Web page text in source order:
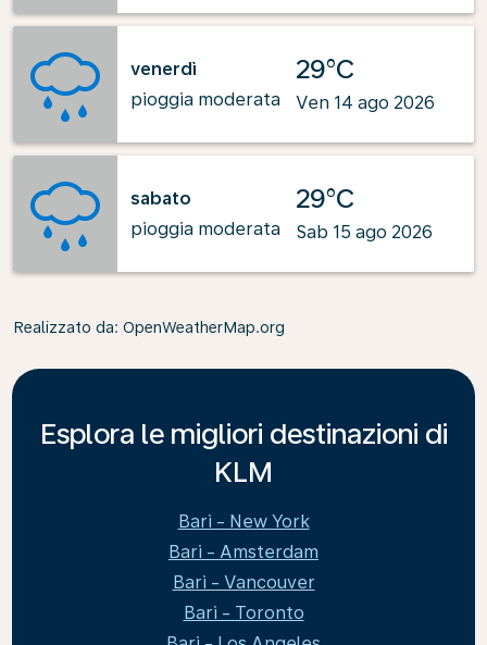
venerdì
pioggia moderata
29°C
Ven 14 ago 2026
sabato
pioggia moderata
29°C
Sab 15 ago 2026
Realizzato da: OpenWeatherMap.org
Esplora le migliori destinazioni di
KLM
Bari - New York
Bari - Amsterdam
Bari - Vancouver
Bari - Toronto